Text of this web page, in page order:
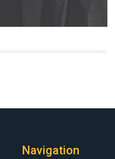
Navigation